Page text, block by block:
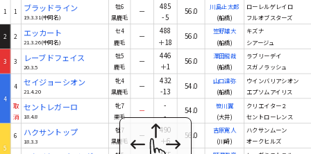
1 1 ブラッドライン
19.3.31(中同名)
牡6
黒鹿毛
－
485
-5
56.0
川島正太郎
(船橋)
ローレルゲレイロ
フルオブスターズ
2 2 エッカート
21.3.26(中同名)
セ4
鹿毛
－
488
＋18
56.0
笠野雄大
(船橋)
キズナ
シアージュ
3 3 レーブドフェイス
20.3.5
牡5
鹿毛
－
446
＋1
56.0
澤田龍哉
(船橋)
ラブリーデイ
スガノラッシュ
4
4 セイジョーシオン
21.4.20
牝4
黒鹿毛
－
432
-13
54.0
山口達弥
(船橋)
ウインバリアシオン
エプソムアイリス
取
消
セントレガーロ
18.4.8
牝7
栗毛
－
-
-
54.0
笹川翼
(大井)
クリエイター２
セントローレンス
5
6 ハクサントップ
18.3.3
牡7
黒鹿毛
－
490
＋6
56.0
吉原寛人
(川崎)
ハクサンムーン
オークヒルズ